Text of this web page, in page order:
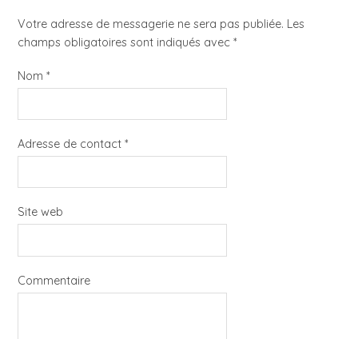
Votre adresse de messagerie ne sera pas publiée. Les
champs obligatoires sont indiqués avec*
Nom*
Adresse de contact*
Site web
Commentaire